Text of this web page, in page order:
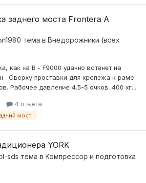
заднего моста Frontera A
тема в Внедорожники (всех
как на В - F9000 удачно встанет на
. Сверху проставки для крепежа к раме
Рабочее давление 4.5-5 очков. 400 кг...
4 ответа
мост
YORK
sds тема в Компресcор и подготовка